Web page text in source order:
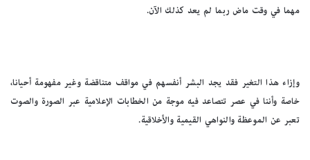
مهما في وقت ماض ربما لم يعد كذلك الآن.
وإزاء هذا التغير فقد يجد البشر أنفسهم في مواقف متناقضة وغير مفهومة أحيانا،
خاصة وأننا في عصر تتصاعد فيه موجة من الخطابات الإعلامية عبر الصورة والصوت
تعبر عن الموعظة والنواهي القيمية والأخلاقية.